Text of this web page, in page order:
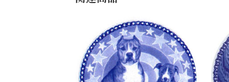
お気
に入
り